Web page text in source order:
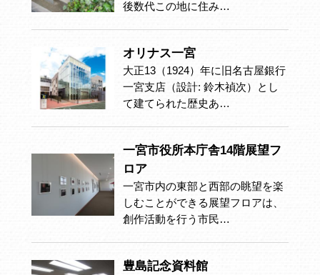
後数代この地に住み…
オリナス一宮
大正13（1924）年に旧名古屋銀行
一宮支店（設計: 鈴木禎次）とし
て建てられた歴史あ…
一宮市役所本庁舎14階展望フ
ロア
一宮市内の東部と西部の眺望を楽
しむことができる展望フロアは、
創作活動を行う市民…
豊島記念資料館